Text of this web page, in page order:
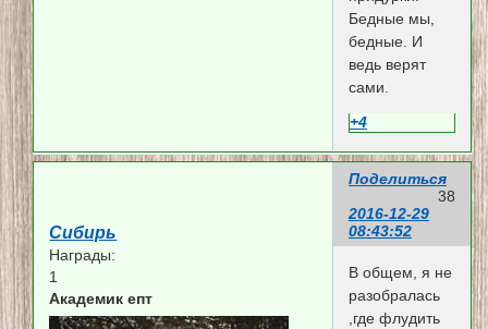
Бедные мы,
бедные. И
ведь верят
сами.
+4
Поделиться
38
2016-12-29
08:43:52
Сибирь
Награды:
1
Академик епт
В общем, я не
разобралась
,где флудить